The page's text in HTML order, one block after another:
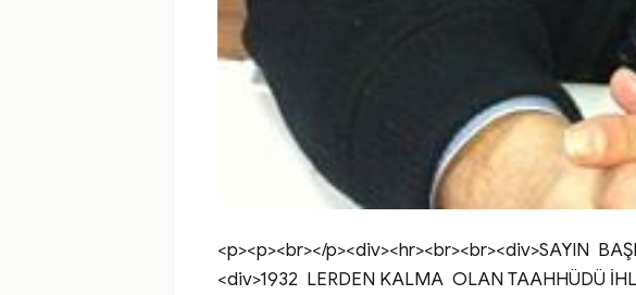
<p><p><br></p><div><hr><br><br><div>SAYIN
<div>1932  LERDEN KALMA  OLAN TAAHHÜDÜ